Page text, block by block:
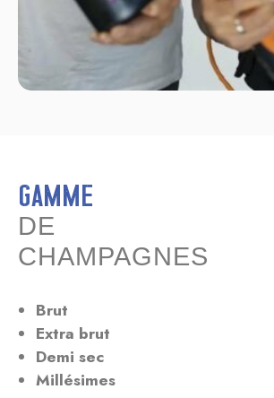
Gamme
DE
CHAMPAGNES
Brut
Extra brut
Demi sec
Millésimes